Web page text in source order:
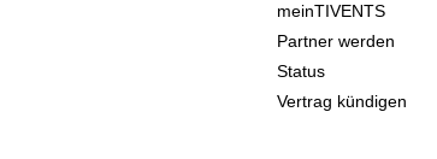
meinTIVENTS
Partner werden
Status
Vertrag kündigen